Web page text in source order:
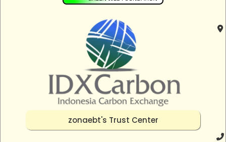
zonaebt's Trust Center